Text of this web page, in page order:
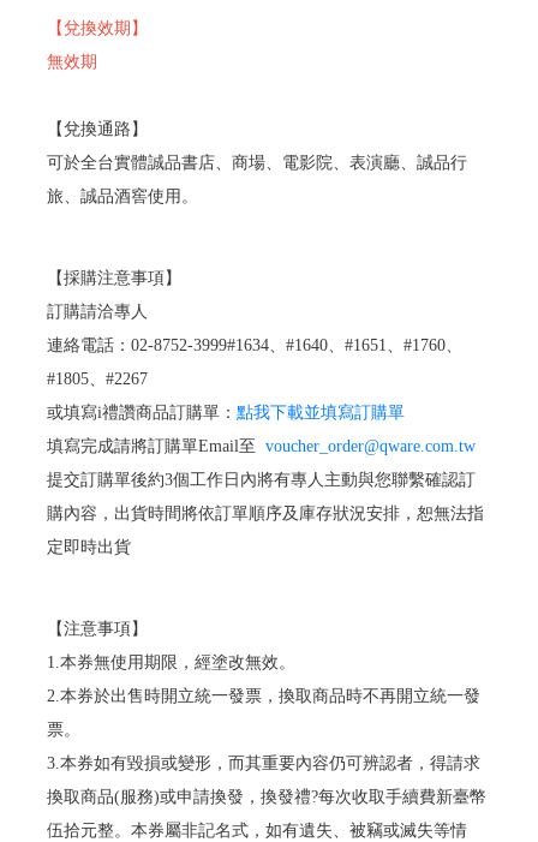
【兌換效期】
無效期
【兌換通路】
可於全台實體誠品書店、商場、電影院、表演廳、誠品行
旅、誠品酒窖使用。
【採購注意事項】
訂購請洽專人
連絡電話：02-8752-3999#1634、#1640、#1651、#1760、
#1805、#2267
或填寫i禮讚商品訂購單： 點我下載並填寫訂購單
填寫完成請將訂購單Email至 voucher_order@qware.com.tw
提交訂購單後約3個工作日內將有專人主動與您聯繫確認訂
購內容，出貨時間將依訂單順序及庫存狀況安排，恕無法指
定即時出貨
【注意事項】
1.本券無使用期限，經塗改無效。
2.本券於出售時開立統一發票，換取商品時不再開立統一發
票。
3.本券如有毀損或變形，而其重要內容仍可辨認者，得請求
換取商品(服務)或申請換發，換發禮?每次收取手續費新臺幣
伍拾元整。本券屬非記名式，如有遺失、被竊或滅失等情